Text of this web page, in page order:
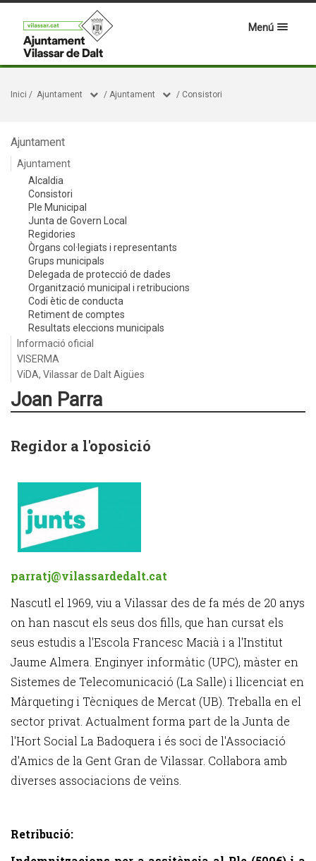
Menú
Inici / Ajuntament / Ajuntament / Consistori
Ajuntament
Ajuntament
Alcaldia
Consistori
Ple Municipal
Junta de Govern Local
Regidories
Òrgans col·legiats i representants
Grups municipals
Delegada de protecció de dades
Organització municipal i retribucions
Codi ètic de conducta
Retiment de comptes
Resultats eleccions municipals
Informació oficial
VISERMA
ViDA, Vilassar de Dalt Aigües
Joan Parra
Regidor a l'oposició
parratj@vilassardedalt.cat
Nascutl el 1969, viu a Vilassar des de fa més de 20 anys
on han nascut els seus dos fills, que han cursat els
seus estudis a l'Escola Francesc Macià i a l'Institut
Jaume Almera. Enginyer informàtic (UPC), màster en
Sistemes de Telecomunicació (La Salle) i llicenciat en
Màrqueting i Tècniques de Mercat (UB). Treballa en el
sector privat. Actualment forma part de la Junta de
l'Hort Social La Badoquera i és soci de l'Associació
d'Amics de la Gent Gran de Vilassar. Col·labora amb
diverses associacions de veïns.
Retribució: